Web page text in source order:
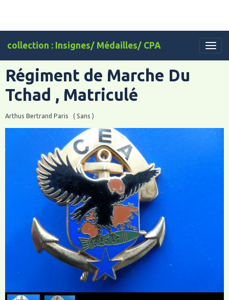
collection : Insignes/ Médailles/ CPA
Régiment de Marche Du
Tchad , Matriculé
Arthus Bertrand Paris ( Sans )